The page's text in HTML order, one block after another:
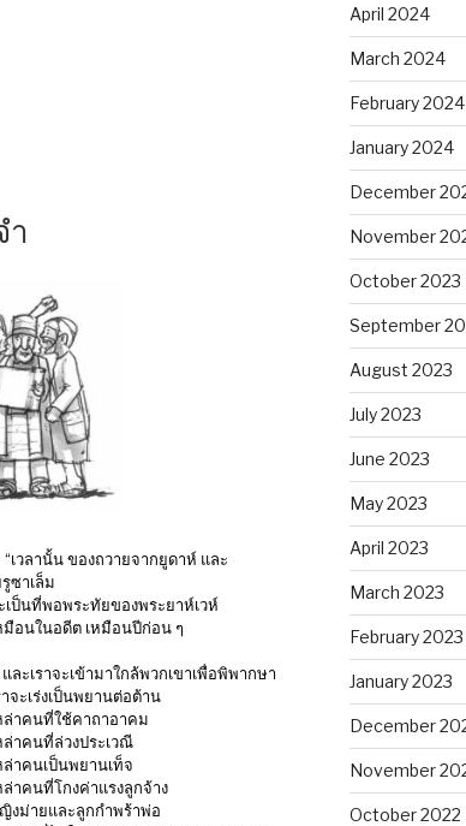
ำ
เวลานั้น ของถวายจากยูดาห์ และ
รูซาเล็ม
เป็นที่พอพระทัยของพระยาห์เวห์
มือนในอดีต เหมือนปีก่อน ๆ
ละเราจะเข้ามาใกล้พวกเขาเพื่อพิพากษา
าจะเร่งเป็นพยานต่อต้าน
ล่าคนที่ใช้คาถาอาคม
ล่าคนที่ล่วงประเวณี
ล่าคนเป็นพยานเท็จ
ล่าคนที่โกงค่าแรงลูกจ้าง
งม่ายและลูกกำพร้าพ่อ
April 2024
March 2024
February 2024
January 2024
December
November
October 2023
September
August 2023
July 2023
June 2023
May 2023
April 2023
March 2023
February 2023
January 2023
December
November
October 2022